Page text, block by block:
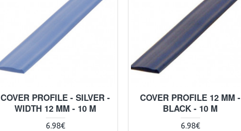
COVER PROFILE - SILVER -
WIDTH 12 MM - 10 M
6.98€
COVER PROFILE 12 MM -
BLACK - 10 M
6.98€